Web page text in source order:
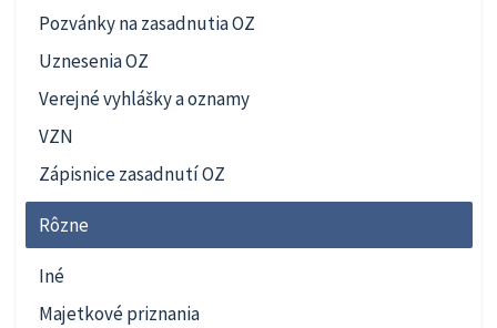
Pozvánky na zasadnutia OZ
Uznesenia OZ
Verejné vyhlášky a oznamy
VZN
Zápisnice zasadnutí OZ
Rôzne
Iné
Majetkové priznania